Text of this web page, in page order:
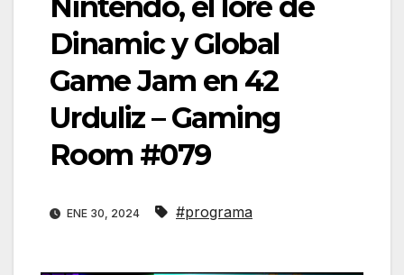
Nintendo, el lore de
Dinamic y Global
Game Jam en 42
Urduliz – Gaming
Room #079
ENE 30, 2024 #programa